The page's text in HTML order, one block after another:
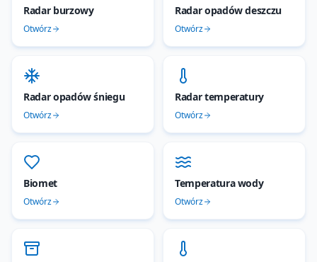
Radar burzowy
Otwórz
Radar opadów deszczu
Otwórz
Radar opadów śniegu
Otwórz
Radar temperatury
Otwórz
Biomet
Otwórz
Temperatura wody
Otwórz